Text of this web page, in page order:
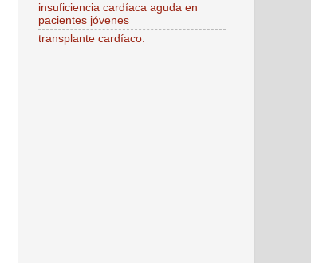
insuficiencia cardíaca aguda en
pacientes jóvenes
transplante cardíaco.